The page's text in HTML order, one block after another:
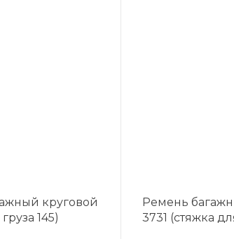
круговой
145)
Ремень
3731 (стяжка